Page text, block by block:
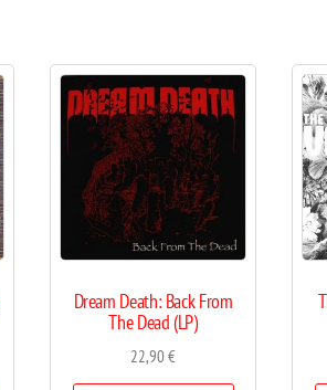
Dream Death: Back From
The Dead (LP)
22,90€